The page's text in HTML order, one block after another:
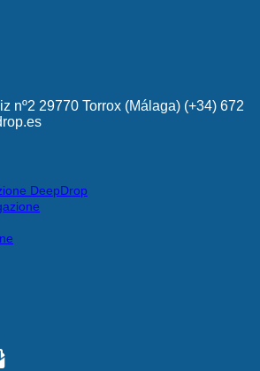
nº2 29770 Torrox (Málaga) (+34) 672
DeepDrop